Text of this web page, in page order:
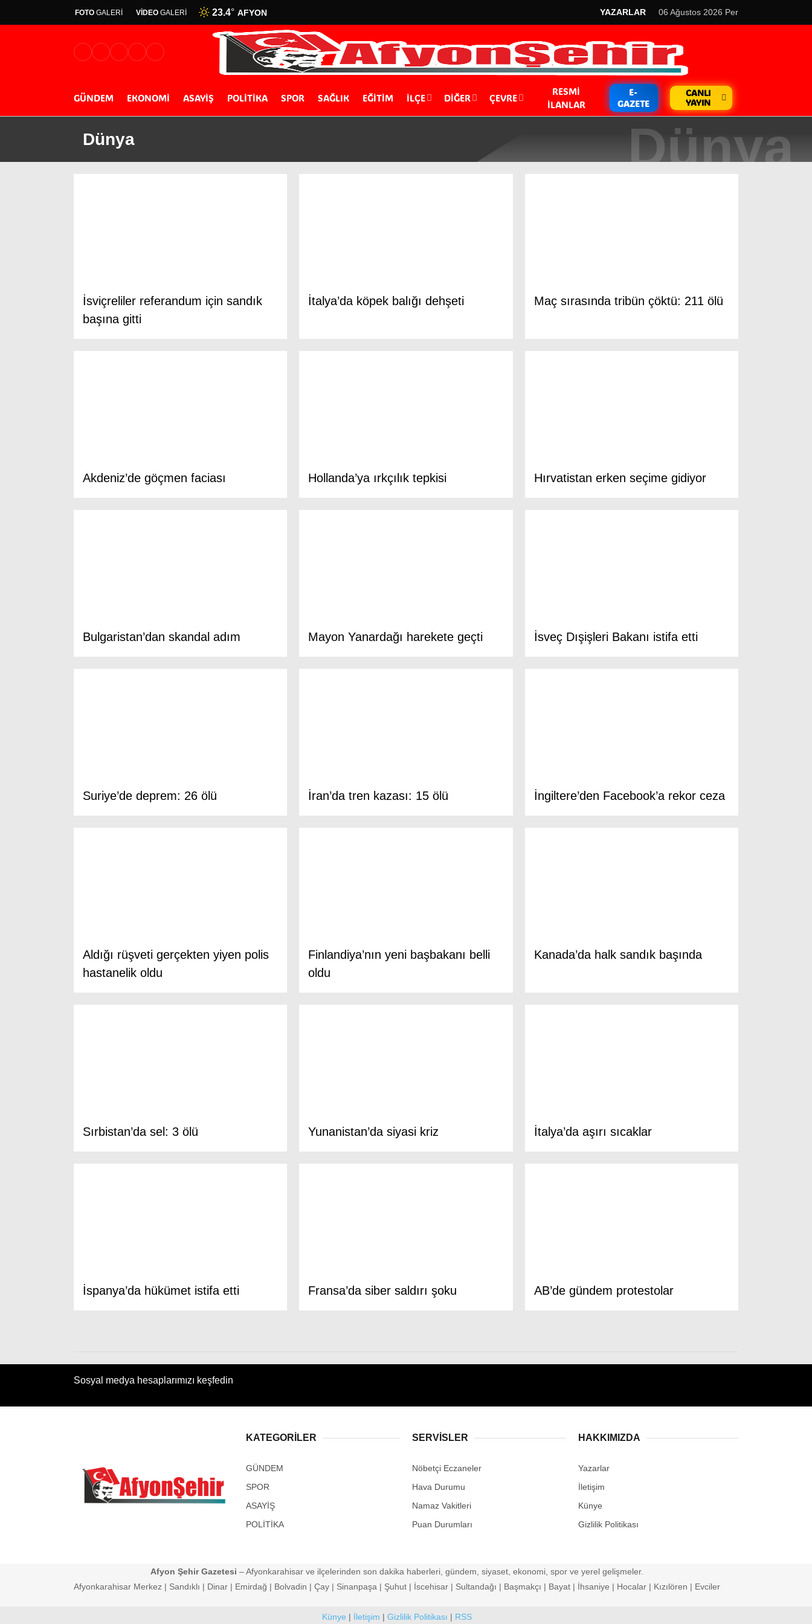
POLİTİKA
FOTO GALERİ VİDEO GALERİ 23.4° AFYON YAZARLAR 06 Ağustos 2026 Per
GÜNDEM EKONOMİ ASAYİŞ POLİTİKA SPOR SAĞLIK EĞİTİM İLÇE DIĞER ÇEVRE
RESMI
İLANLAR
E-
GAZETE
CANLI
YAYIN
Dünya
İsviçreliler referandum için sandık
başına gitti
İtalya’da köpek balığı dehşeti Maç sırasında tribün çöktü: 211 ölü
Akdeniz’de göçmen faciası Hollanda’ya ırkçılık tepkisi Hırvatistan erken seçime gidiyor
Bulgaristan’dan skandal adım Mayon Yanardağı harekete geçti İsveç Dışişleri Bakanı istifa etti
Suriye’de deprem: 26 ölü İran’da tren kazası: 15 ölü İngiltere’den Facebook’a rekor ceza
Aldığı rüşveti gerçekten yiyen polis
hastanelik oldu
Finlandiya’nın yeni başbakanı belli
oldu
Kanada’da halk sandık başında
Sırbistan’da sel: 3 ölü Yunanistan’da siyasi kriz İtalya’da aşırı sıcaklar
İspanya’da hükümet istifa etti Fransa’da siber saldırı şoku AB’de gündem protestolar
Sosyal medya hesaplarımızı keşfedin
KATEGORİLER
GÜNDEM
SPOR
ASAYİŞ
POLİTİKA
SERVİSLER
Nöbetçi Eczaneler
Hava Durumu
Namaz Vakitleri
Puan Durumları
HAKKIMIZDA
Yazarlar
İletişim
Künye
Gizlilik Politikası
Afyon Şehir Gazetesi – Afyonkarahisar ve ilçelerinden son dakika haberleri, gündem, siyaset, ekonomi, spor ve yerel gelişmeler.
Afyonkarahisar Merkez | Sandıklı | Dinar | Emirdağ | Bolvadin | Çay | Sinanpaşa | Şuhut | İscehisar | Sultandağı | Başmakçı | Bayat | İhsaniye | Hocalar | Kızılören | Evciler
Künye | İletişim | Gizlilik Politikası | RSS